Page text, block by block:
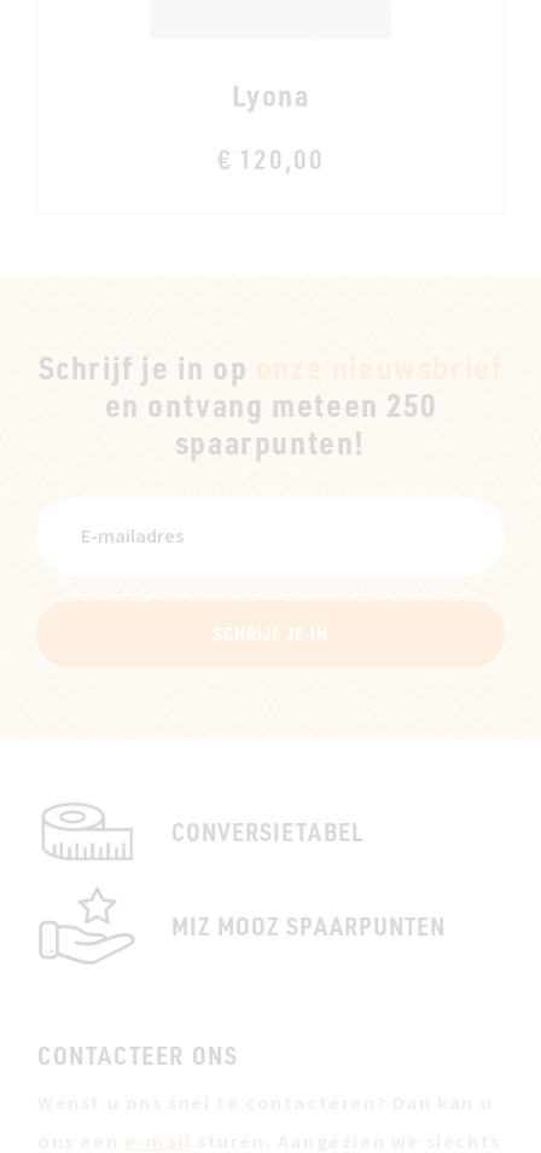
Lyona
€ 120,00
Schrijf je in op
en ontvang meteen 250
spaarpunten!
SCHRIJF JE IN
CONVERSIETABEL
MIZ MOOZ SPAARPUNTEN
CONTACTEER ONS
e-mail